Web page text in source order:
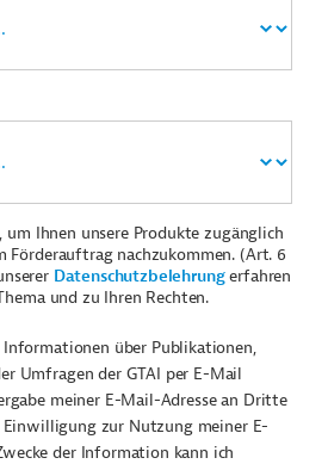
um Ihnen unsere Produkte zugänglich
Förderauftrag nachzukommen. (Art. 6
Datenschutzbelehrungerfahren
und zu Ihren Rechten.
über Publikationen,
Umfragen der GTAI per E-Mail
meiner E-Mail-Adresse an Dritte
zur Nutzung meiner E-
der Information kann ich